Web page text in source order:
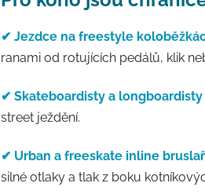
✔ Jezdce na freestyle
ranami od rotujících pedálů, klik
✔ Skateboardisty a longboardisty
street ježdění.
✔ Urban a freeskate inline
silné otlaky a tlak z boku